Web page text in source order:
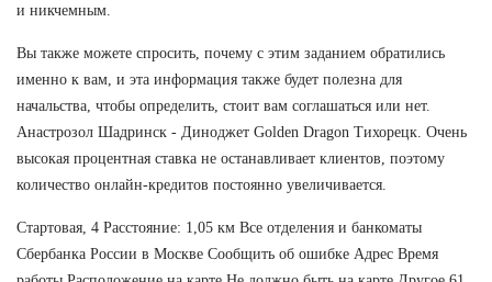
и никчемным.
Вы также можете спросить, почему с этим заданием обратились
именно к вам, и эта информация также будет полезна для
начальства, чтобы определить, стоит вам соглашаться или нет.
Анастрозол Шадринск - Диноджет Golden Dragon Тихорецк. Очень
высокая процентная ставка не останавливает клиентов, поэтому
количество онлайн-кредитов постоянно увеличивается.
Стартовая, 4 Расстояние: 1,05 км Все отделения и банкоматы
Сбербанка России в Москве Сообщить об ошибке Адрес Время